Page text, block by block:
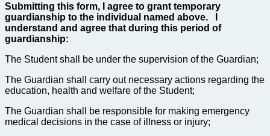
Submitting this form, I agree to grant temporary
guardianship to the individual named above.   I
understand and agree that during this period of
guardianship:
The Student shall be under the supervision of the Guardian;
The Guardian shall carry out necessary actions regarding the
education, health and welfare of the Student;
The Guardian shall be responsible for making emergency
medical decisions in the case of illness or injury;